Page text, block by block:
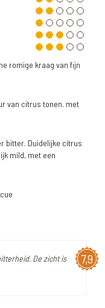
romige kraag van fijn
van citrus tonen. met
bitter. Duidelijke citrus
mild, met een
7,9
De zicht is